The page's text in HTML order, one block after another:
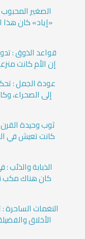
الصغير
«إياد» كان هذا
قواعد الذوق :
إن الأم كانت
عودة الجمل :
إلى الصحراء،
ثوب وحيدة
كانت تعيش في
الذبابة
كان هناك مكب
النغمات
الأخلاق